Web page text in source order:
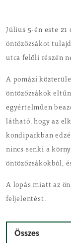
Július 5-én este 21
öntözőzsákot
utca felőli részén
A pomázi
öntözőzsákok
egyértelműen
látható, hogy az
kondiparkban
nincs senki a
öntözőzsákokból,
A lopás miatt az
feljelentést.
Összes